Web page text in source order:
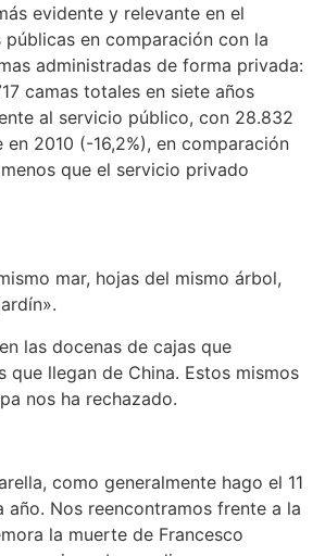
evidente y relevante en el
públicas en comparación con la
administradas de forma privada:
camas totales en siete años
al servicio público, con 28.832
en 2010 (-16,2%), en comparación
que el servicio privado
mar, hojas del mismo árbol,
las docenas de cajas que
que llegan de China. Estos mismos
nos ha rechazado.
como generalmente hago el 11
año. Nos reencontramos frente a la
la muerte de Francesco